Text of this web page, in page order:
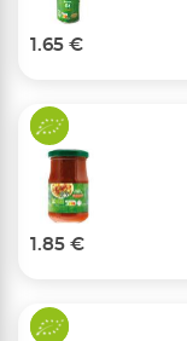
1.65 €
1.85 €